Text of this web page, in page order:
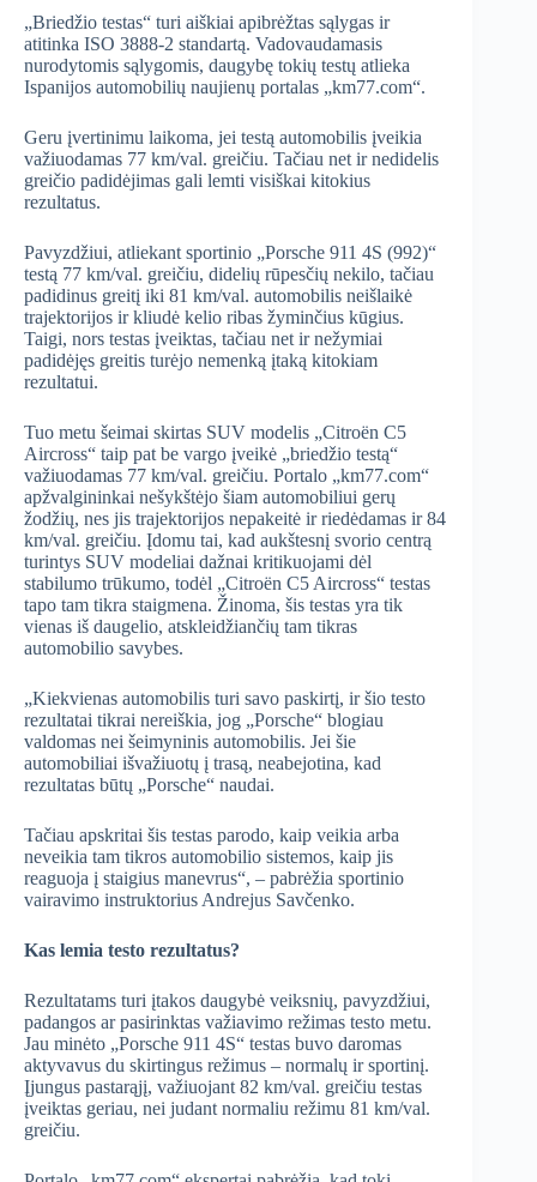
„Briedžio testas“ turi aiškiai apibrėžtas sąlygas ir
atitinka ISO 3888-2 standartą. Vadovaudamasis
nurodytomis sąlygomis, daugybę tokių testų atlieka
Ispanijos automobilių naujienų portalas „km77.com“.
Geru įvertinimu laikoma, jei testą automobilis įveikia
važiuodamas 77 km/val. greičiu. Tačiau net ir nedidelis
greičio padidėjimas gali lemti visiškai kitokius
rezultatus.
Pavyzdžiui, atliekant sportinio „Porsche 911 4S (992)“
testą 77 km/val. greičiu, didelių rūpesčių nekilo, tačiau
padidinus greitį iki 81 km/val. automobilis neišlaikė
trajektorijos ir kliudė kelio ribas žyminčius kūgius.
Taigi, nors testas įveiktas, tačiau net ir nežymiai
padidėjęs greitis turėjo nemenką įtaką kitokiam
rezultatui.
Tuo metu šeimai skirtas SUV modelis „Citroën C5
Aircross“ taip pat be vargo įveikė „briedžio testą“
važiuodamas 77 km/val. greičiu. Portalo „km77.com“
apžvalgininkai nešykštėjo šiam automobiliui gerų
žodžių, nes jis trajektorijos nepakeitė ir riedėdamas ir 84
km/val. greičiu. Įdomu tai, kad aukštesnį svorio centrą
turintys SUV modeliai dažnai kritikuojami dėl
stabilumo trūkumo, todėl „Citroën C5 Aircross“ testas
tapo tam tikra staigmena. Žinoma, šis testas yra tik
vienas iš daugelio, atskleidžiančių tam tikras
automobilio savybes.
„Kiekvienas automobilis turi savo paskirtį, ir šio testo
rezultatai tikrai nereiškia, jog „Porsche“ blogiau
valdomas nei šeimyninis automobilis. Jei šie
automobiliai išvažiuotų į trasą, neabejotina, kad
rezultatas būtų „Porsche“ naudai.
Tačiau apskritai šis testas parodo, kaip veikia arba
neveikia tam tikros automobilio sistemos, kaip jis
reaguoja į staigius manevrus“, – pabrėžia sportinio
vairavimo instruktorius Andrejus Savčenko.
Kas lemia testo rezultatus?
Rezultatams turi įtakos daugybė veiksnių, pavyzdžiui,
padangos ar pasirinktas važiavimo režimas testo metu.
Jau minėto „Porsche 911 4S“ testas buvo daromas
aktyvavus du skirtingus režimus – normalų ir sportinį.
Įjungus pastarąjį, važiuojant 82 km/val. greičiu testas
įveiktas geriau, nei judant normaliu režimu 81 km/val.
greičiu.